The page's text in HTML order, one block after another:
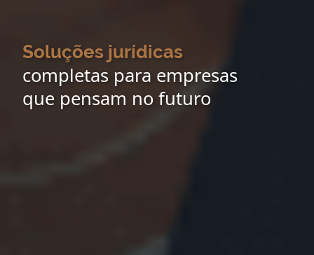
Soluções jurídicas
completas para empresas
que pensam no futuro